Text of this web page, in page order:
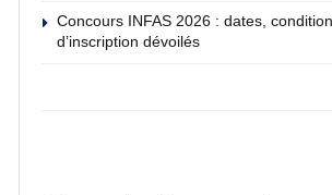
Concours INFAS 2026 : dates,
d’inscription dévoilés